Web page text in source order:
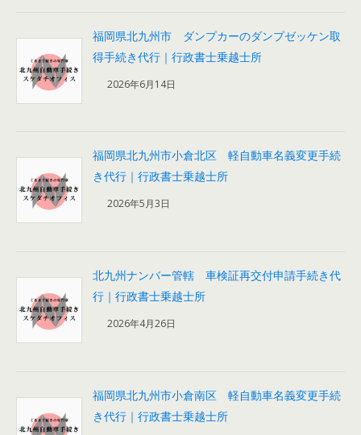
福岡県北九州市 ダンプカーのダンプゼッケン取
得手続き代行｜行政書士乗越士所
2026年6月14日
福岡県北九州市小倉北区 軽自動車名義変更手続
き代行｜行政書士乗越士所
2026年5月3日
北九州ナンバー管轄 車検証再交付申請手続き代
行｜行政書士乗越士所
2026年4月26日
福岡県北九州市小倉南区 軽自動車名義変更手続
き代行｜行政書士乗越士所